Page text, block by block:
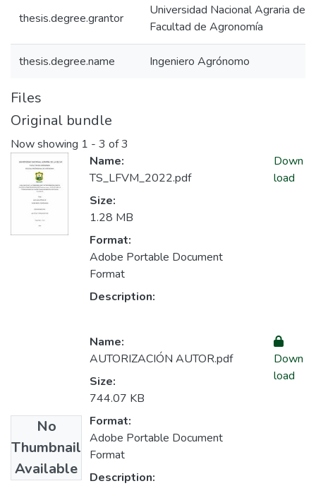
thesis.degree.grantor
Universidad Nacional Agraria de
Facultad de Agronomía
thesis.degree.name Ingeniero Agrónomo
Files
Original bundle
Now showing 1 - 3 of 3
Name:
TS_LFVM_2022.pdf
Size:
1.28 MB
Format:
Adobe Portable Document
Format
Description:
Down
load
No
Thumbnail
Available
Name:
AUTORIZACIÓN AUTOR.pdf
Size:
744.07 KB
Format:
Adobe Portable Document
Format
Description:
Down
load